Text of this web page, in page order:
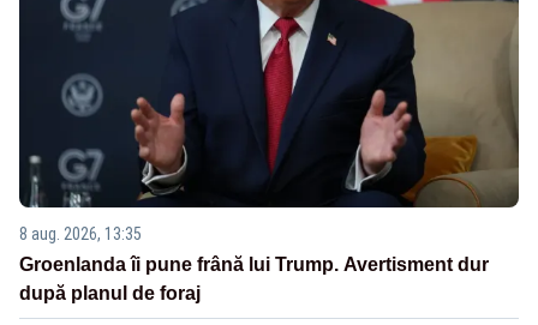
8 aug. 2026, 13:35
Groenlanda îi pune frână lui Trump. Avertisment dur
după planul de foraj